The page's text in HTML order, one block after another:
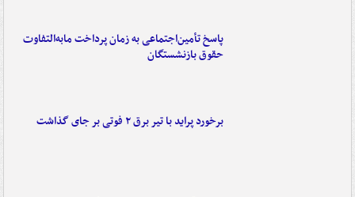
پاسخ تأمین‌اجتماعی به زمان پرداخت مابه‌التفاوت
حقوق بازنشستگان
برخورد پراید با تیر برق ۲ فوتی بر جای گذاشت